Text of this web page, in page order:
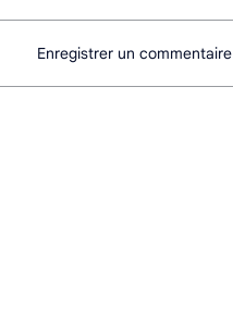
Enregistrer un commentaire